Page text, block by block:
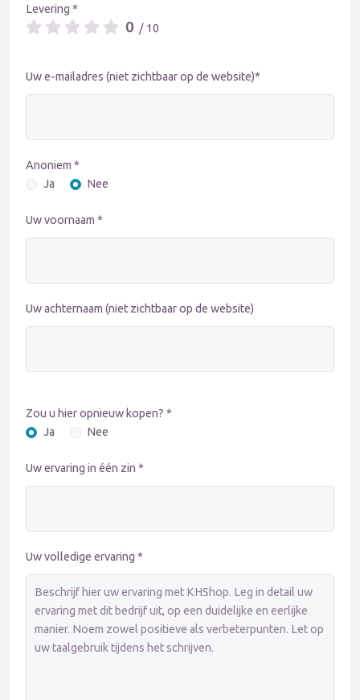
Levering *
0 / 10
Uw e-mailadres (niet zichtbaar op de website)*
Anoniem *
Ja
Nee
Uw voornaam *
Uw achternaam (niet zichtbaar op de website)
Zou u hier opnieuw kopen? *
Ja
Nee
Uw ervaring in één zin *
Uw volledige ervaring *